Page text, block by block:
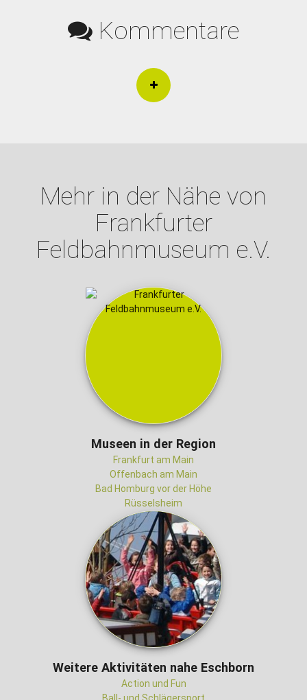
Kommentare
Mehr in der Nähe von
Frankfurter
Feldbahnmuseum e.V.
Museen in der Region
Frankfurt am Main
Offenbach am Main
Bad Homburg vor der Höhe
Rüsselsheim
Weitere Aktivitäten nahe Eschborn
Action und Fun